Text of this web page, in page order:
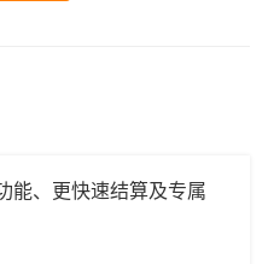
能、更快速结算及专属